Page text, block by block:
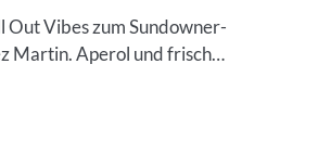
Out Vibes zum Sundowner-
Martin. Aperol und frisch…